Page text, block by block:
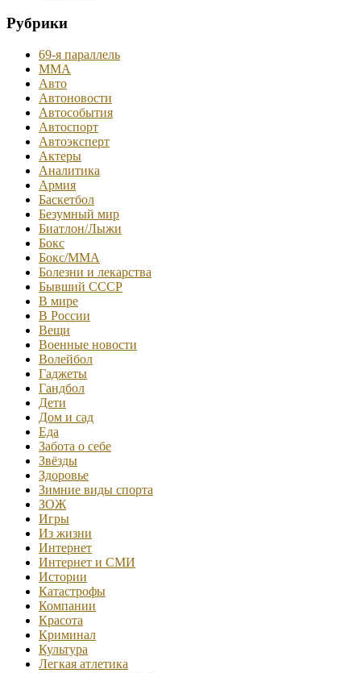
Рубрики
69-я параллель
MMA
Авто
Автоновости
Автособытия
Автоспорт
Автоэксперт
Актеры
Аналитика
Армия
Баскетбол
Безумный мир
Биатлон/Лыжи
Бокс
Бокс/MMA
Болезни и лекарства
Бывший СССР
В мире
В России
Вещи
Военные новости
Волейбол
Гаджеты
Гандбол
Дети
Дом и сад
Еда
Забота о себе
Звёзды
Здоровье
Зимние виды спорта
ЗОЖ
Игры
Из жизни
Интернет
Интернет и СМИ
Истории
Катастрофы
Компании
Красота
Криминал
Культура
Легкая атлетика